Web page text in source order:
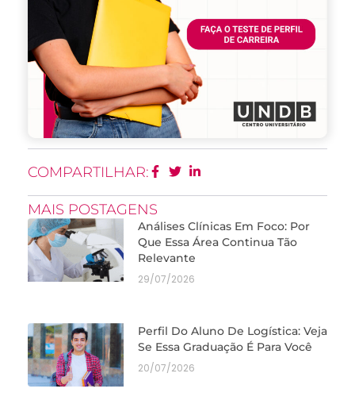
COMPARTILHAR:
MAIS POSTAGENS
Análises Clínicas Em Foco: Por
Que Essa Área Continua Tão
Relevante
29/07/2026
Perfil Do Aluno De Logística: Veja
Se Essa Graduação É Para Você
20/07/2026